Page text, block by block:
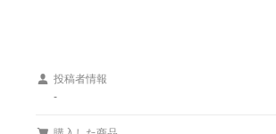
投稿者情報
-